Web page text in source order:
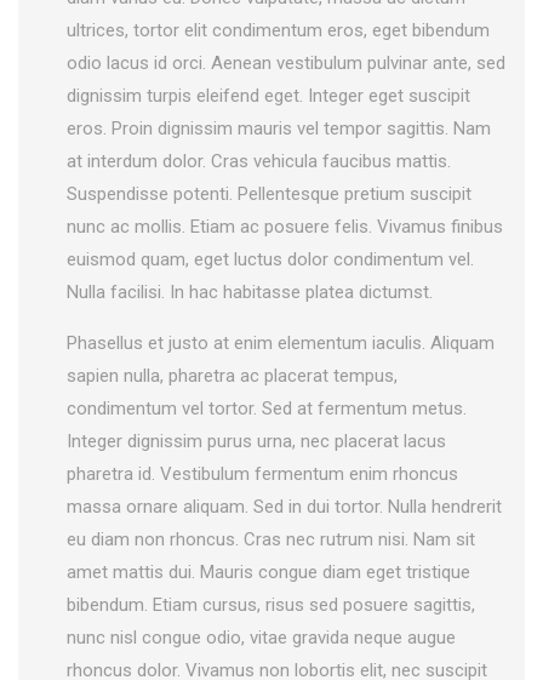
ultrices, tortor elit condimentum eros, eget bibendum
odio lacus id orci. Aenean vestibulum pulvinar ante, sed
dignissim turpis eleifend eget. Integer eget suscipit
eros. Proin dignissim mauris vel tempor sagittis. Nam
at interdum dolor. Cras vehicula faucibus mattis.
Suspendisse potenti. Pellentesque pretium suscipit
nunc ac mollis. Etiam ac posuere felis. Vivamus finibus
euismod quam, eget luctus dolor condimentum vel.
Nulla facilisi. In hac habitasse platea dictumst.
Phasellus et justo at enim elementum iaculis. Aliquam
sapien nulla, pharetra ac placerat tempus,
condimentum vel tortor. Sed at fermentum metus.
Integer dignissim purus urna, nec placerat lacus
pharetra id. Vestibulum fermentum enim rhoncus
massa ornare aliquam. Sed in dui tortor. Nulla hendrerit
eu diam non rhoncus. Cras nec rutrum nisi. Nam sit
amet mattis dui. Mauris congue diam eget tristique
bibendum. Etiam cursus, risus sed posuere sagittis,
nunc nisl congue odio, vitae gravida neque augue
rhoncus dolor. Vivamus non lobortis elit, nec suscipit